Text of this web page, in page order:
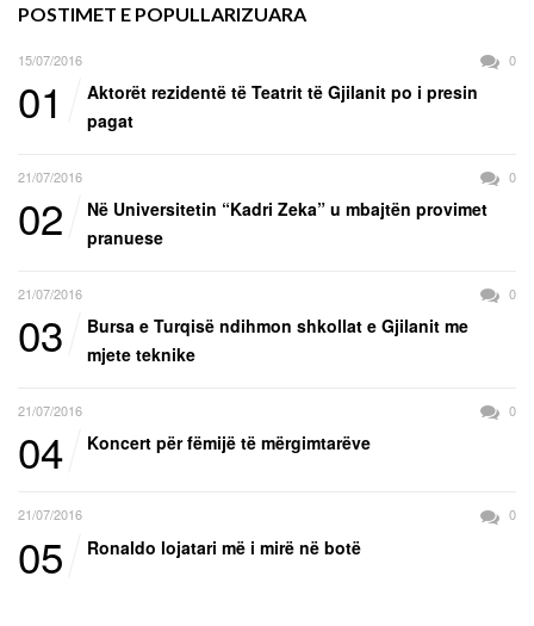
POSTIMET E POPULLARIZUARA
15/07/2016 0
01
Aktorët rezidentë të Teatrit të Gjilanit po i presin
pagat
21/07/2016 0
02
Në Universitetin “Kadri Zeka” u mbajtën provimet
pranuese
21/07/2016 0
03
Bursa e Turqisë ndihmon shkollat e Gjilanit me
mjete teknike
21/07/2016 0
04 Koncert për fëmijë të mërgimtarëve
21/07/2016 0
05 Ronaldo lojatari më i mirë në botë